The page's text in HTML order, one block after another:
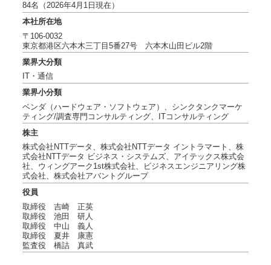
84名（2026年4月1日現在）
本社所在地
〒106-0032
東京都港区六本木三丁目5番27号 六本木山田ビル2階
業界大分類
IT・通信
業界小分類
ベンダ（ハードウェア・ソフトウェア）、シンクタンク マーケ
ティング/調査専門コンサルティング、ITコンサルティング
株主
株式会社NTTデータ、株式会社NTTデータ イントラマート、株
式会社NTTデータ ビジネス・システムズ、アイテックス株式会
社、ウィングアーク1st株式会社、ビジネスエンジニアリング株
式会社、株式会社アバントグループ
役員
取締役 吉崎 正英
取締役 池田 研人
取締役 中山 義人
取締役 夏井 康憲
監査役 橋詰 真武